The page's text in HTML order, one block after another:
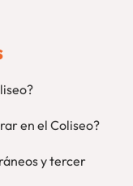
sí, pero también
en
organizamos
en el registro
en el Coliseo?
y tercer